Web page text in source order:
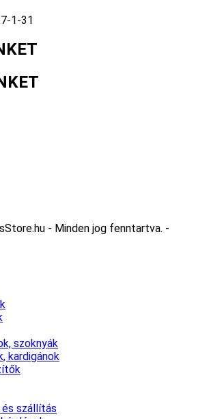
1-31
- Minden jog fenntartva. -
szoknyák
kardigánok
és szállítás